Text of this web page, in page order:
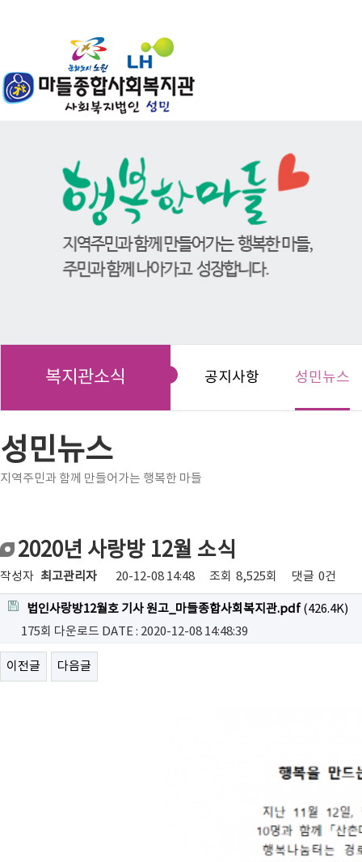
복지관소식 공지사항 성민뉴스
성민뉴스
지역주민과 함께 만들어가는 행복한 마들
2020년 사랑방 12월 소식
작성자 최고관리자 20-12-08 14:48 조회 8,525회 댓글 0건
법인사랑방12월호 기사 원고_마들종합사회복지관.pdf (426.4K)
175회 다운로드 DATE : 2020-12-08 14:48:39
이전글 다음글